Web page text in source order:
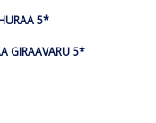
5*
GIRAAVARU 5*